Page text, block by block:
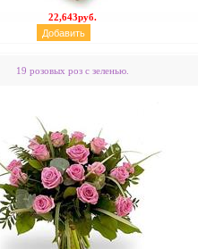
22,643руб.
19 розовых роз с зеленью.